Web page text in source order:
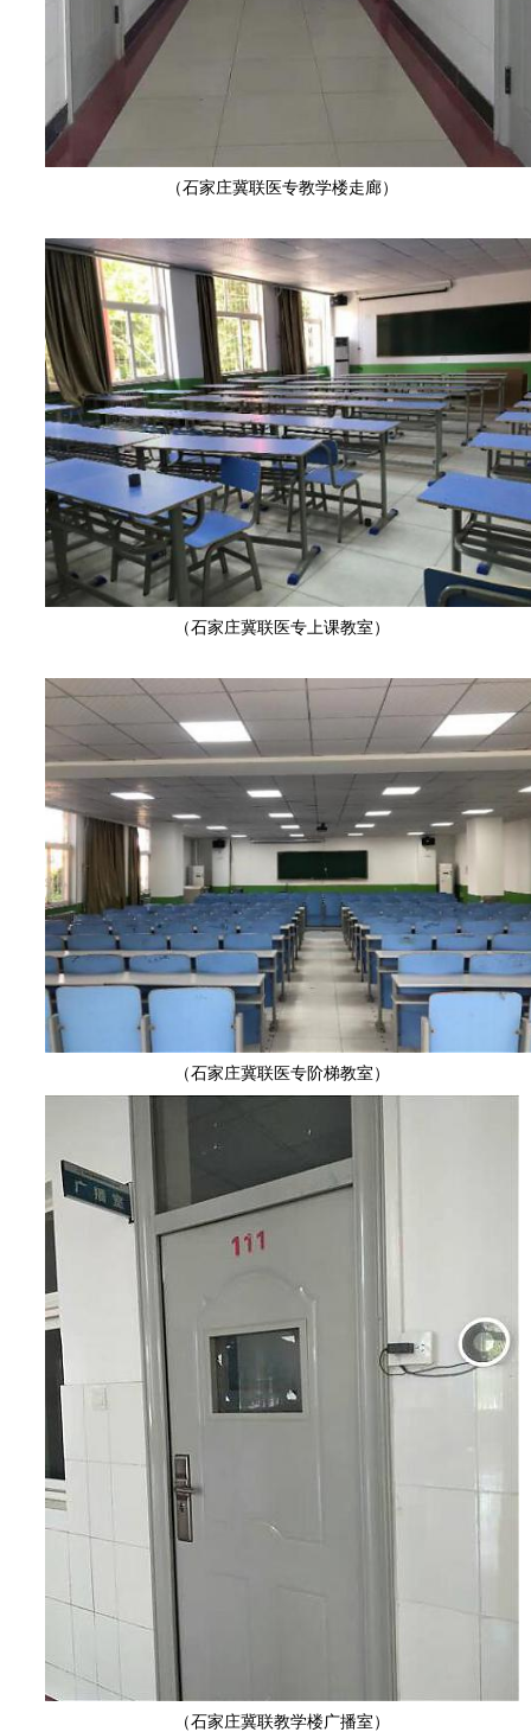
（石家庄冀联医专教学楼走廊）
（石家庄冀联医专上课教室）
（石家庄冀联医专阶梯教室）
（石家庄冀联教学楼广播室）